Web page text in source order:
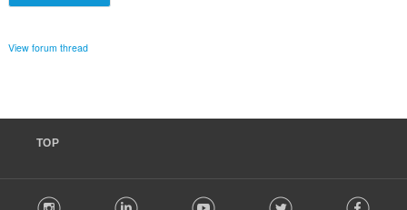
View forum thread
TOP
o
Facebook
Twitter
Youtube
LinkedIn